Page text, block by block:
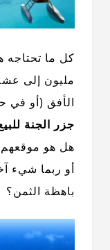
كل ما تحتاجه
مليون إلى
الأفق (أو في
جزر الجنة
هل هو موقعهم
أو ربما شيء
باهظة الثمن؟